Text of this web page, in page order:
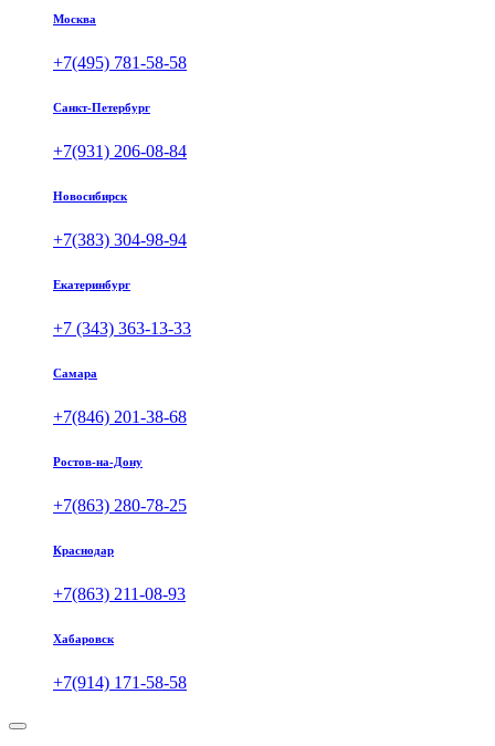
Москва
+7(495) 781-58-58
Санкт-Петербург
+7(931) 206-08-84
Новосибирск
+7(383) 304-98-94
Екатеринбург
+7 (343) 363-13-33
Самара
+7(846) 201-38-68
Ростов-на-Дону
+7(863) 280-78-25
Краснодар
+7(863) 211-08-93
Хабаровск
+7(914) 171-58-58